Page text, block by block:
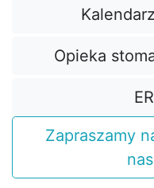
Opieka
Zapraszamy